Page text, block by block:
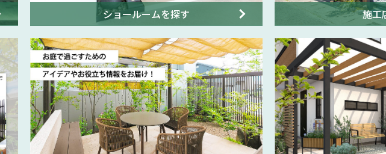
ショールームを探す 施工